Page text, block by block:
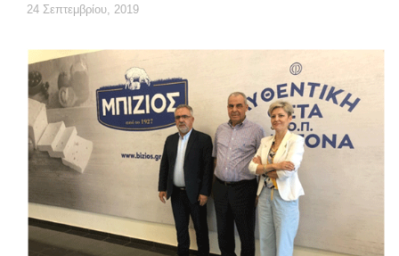
24 Σεπτεμβρίου, 2019